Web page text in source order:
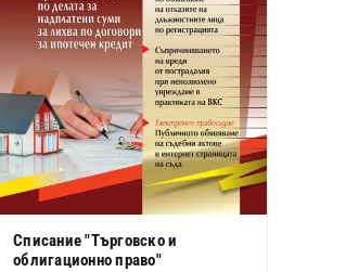
Списание "Търговско и
облигационно право"